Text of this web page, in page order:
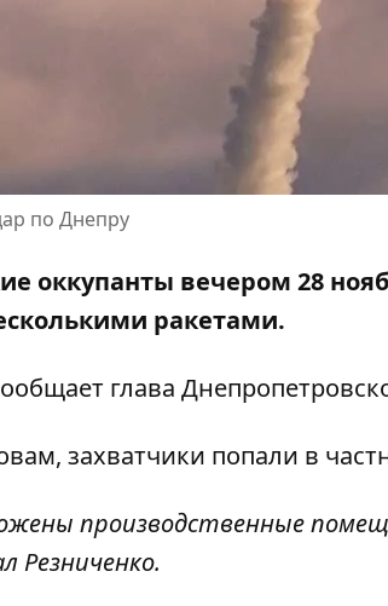
по Днепру
оккупанты вечером 28
ракетами.
глава
захватчики попали в
производственные
Резниченко.